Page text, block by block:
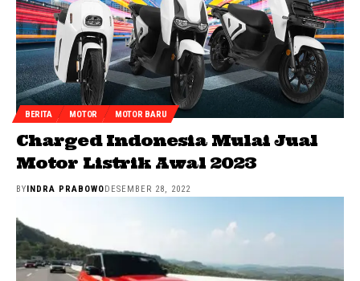
BERITA MOTOR MOTOR BARU
Charged Indonesia Mulai Jual
Motor Listrik Awal 2023
BYINDRA PRABOWODESEMBER 28, 2022